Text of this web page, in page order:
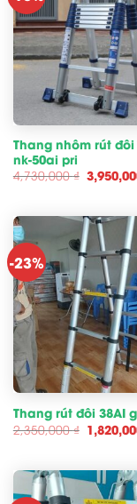
Thang nhôm rút
nk-50ai pri
4,730,000₫ Giá
gốc
-23%
Thang rút đôi 38AI
2,350,000₫ Giá
gốc